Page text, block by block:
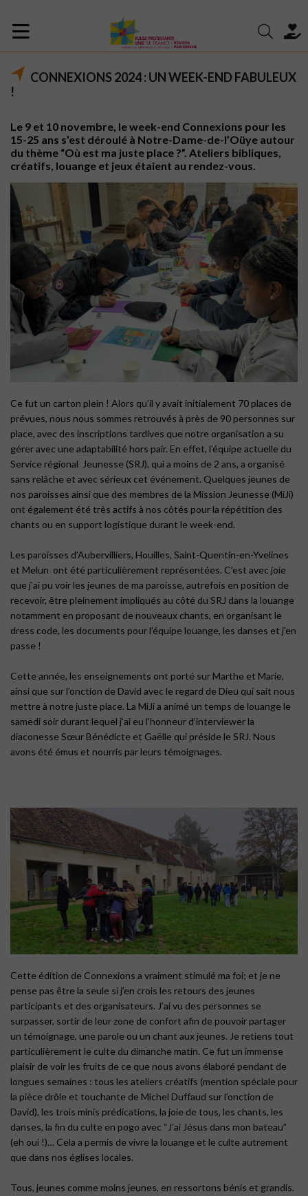
CONNEXIONS 2024 : UN WEEK-END FABULEUX
!
Le 9 et 10 novembre, le week-end Connexions pour les
15-25 ans s’est déroulé à Notre-Dame-de-l’Oüye autour
du thème “Où est ma juste place ?”. Ateliers bibliques,
créatifs, louange et jeux étaient au rendez-vous.
Ce fut un carton plein ! Alors qu’il y avait initialement 70 places de
prévues, nous nous sommes retrouvés à près de 90 personnes sur
place, avec des inscriptions tardives que notre organisation a su
gérer avec une adaptabilité hors pair. En effet, l’équipe actuelle du
Service régional Jeunesse (SRJ), qui a moins de 2 ans, a organisé
sans relâche et avec sérieux cet événement. Quelques jeunes de
nos paroisses ainsi que des membres de la Mission Jeunesse (MiJi)
ont également été très actifs à nos côtés pour la répétition des
chants ou en support logistique durant le week-end.
Les paroisses d’Aubervilliers, Houilles, Saint-Quentin-en-Yvelines
et Melun ont été particulièrement représentées. C’est avec joie
que j’ai pu voir les jeunes de ma paroisse, autrefois en position de
recevoir, être pleinement impliqués au côté du SRJ dans la louange
notamment en proposant de nouveaux chants, en organisant le
dress code, les documents pour l’équipe louange, les danses et j’en
passe !
Cette année, les enseignements ont porté sur Marthe et Marie,
ainsi que sur l’onction de David avec le regard de Dieu qui sait nous
mettre à notre juste place. La MiJi a animé un temps de louange le
samedi soir durant lequel j’ai eu l’honneur d’interviewer la
diaconesse Sœur Bénédicte et Gaëlle qui préside le SRJ. Nous
avons été émus et nourris par leurs témoignages.
Cette édition de Connexions a vraiment stimulé ma foi; et je ne
pense pas être la seule si j’en crois les retours des jeunes
participants et des organisateurs. J’ai vu des personnes se
surpasser, sortir de leur zone de confort afin de pouvoir partager
un témoignage, une parole ou un chant aux jeunes. Je retiens tout
particulièrement le culte du dimanche matin. Ce fut un immense
plaisir de voir les fruits de ce que nous avons élaboré pendant de
longues semaines : tous les ateliers créatifs (mention spéciale pour
la pièce drôle et touchante de Michel Duffaud sur l’onction de
David), les trois minis prédications, la joie de tous, les chants, les
danses, la fin du culte en pogo avec “J’ai Jésus dans mon bateau”
(eh oui !)… Cela a permis de vivre la louange et le culte autrement
que dans nos églises locales.
Tous, jeunes comme moins jeunes, en ressortons bénis et grandis.